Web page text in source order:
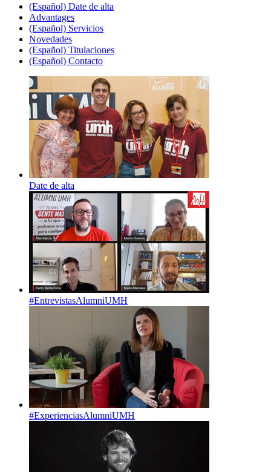
(Español) Date de alta
Advantages
(Español) Servicios
Novedades
(Español) Titulaciones
(Español) Contacto
Date de alta
#EntrevistasAlumniUMH
#ExperienciasAlumniUMH